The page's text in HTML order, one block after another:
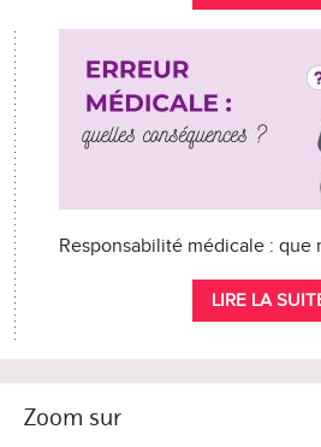
Responsabilité médicale : que
LIRE LA
Zoom sur